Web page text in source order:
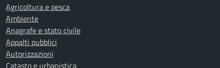
Agricoltura e pesca
Ambiente
Anagrafe e stato civile
Appalti pubblici
Autorizzazioni
Catasto e urbanistica